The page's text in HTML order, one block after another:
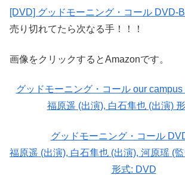
[DVD] グッドモーニング・コール DVD-
売り切れてたら次なる手！！！
画像をクリックするとAmazonです。
グッドモーニング・コール our
福原遥 (出演), 白石隼也 (出演)
グッドモーニング・コール
福原遥 (出演), 白石隼也 (出演), 河原瑶 (
形式: DVD